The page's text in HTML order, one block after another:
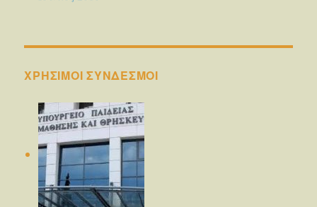
ΧΡΗΣΙΜΟΙ ΣΥΝΔΕΣΜΟΙ